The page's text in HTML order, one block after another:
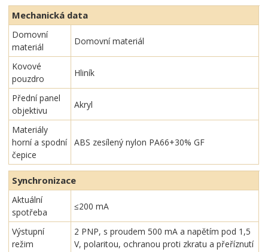
Mechanická data
Domovní
materiál
Domovní materiál
Kovové
pouzdro
Hliník
Přední panel
objektivu
Akryl
Materiály
horní a spodní
čepice
ABS zesílený nylon PA66+30% GF
Synchronizace
Aktuální
spotřeba
≤200 mA
Výstupní
režim
2 PNP, s proudem 500 mA a napětím pod 1,5
V, polaritou, ochranou proti zkratu a přeříznutí